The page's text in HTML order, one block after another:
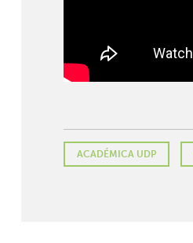
ACADÉMICA UDP